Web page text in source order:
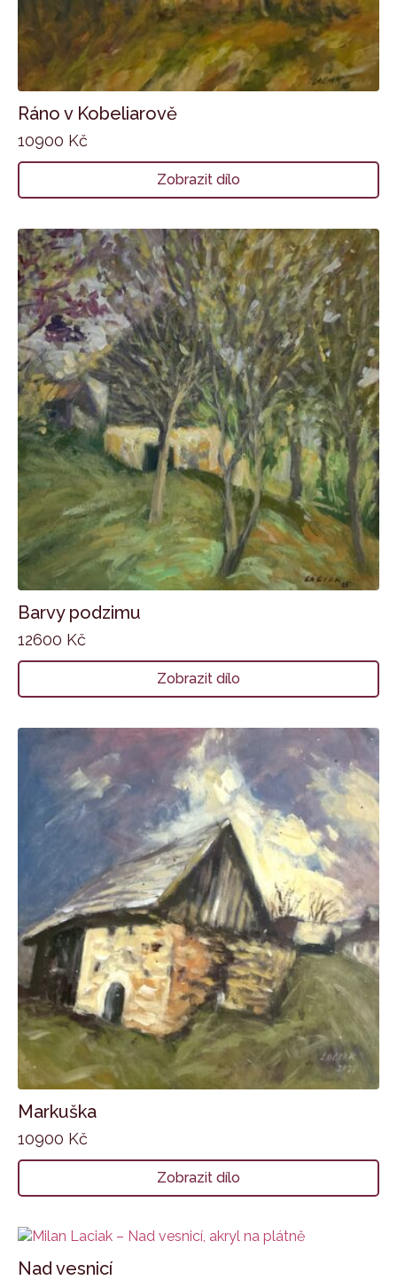
Ráno v Kobeliarově
10900 Kč
Zobrazit dílo
Barvy podzimu
12600 Kč
Zobrazit dílo
Markuška
10900 Kč
Zobrazit dílo
Nad vesnicí